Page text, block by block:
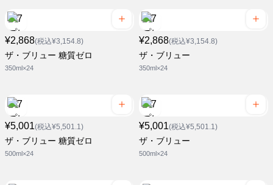
¥2,868(税込¥3,154.8)
ザ・ブリュー 糖質ゼロ
350ml×24
¥2,868(税込¥3,154.8)
ザ・ブリュー
350ml×24
¥5,001(税込¥5,501.1)
ザ・ブリュー 糖質ゼロ
500ml×24
¥5,001(税込¥5,501.1)
ザ・ブリュー
500ml×24